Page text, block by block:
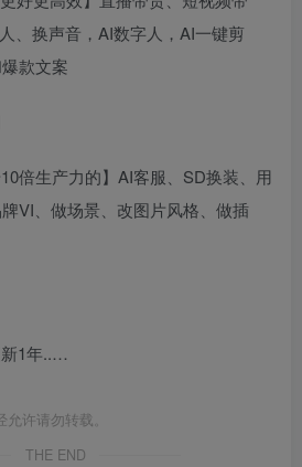
、换声音，AI数字人，AI一键剪
款文案
倍生产力的】AI客服、SD换装、用
VI、做场景、改图片风格、做插
1年..…
许请勿转载。
THE END